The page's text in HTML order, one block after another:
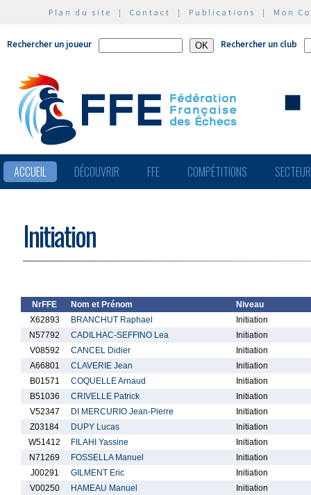
Plan du site | Contact | Publications | Mon
Rechercher un joueur Rechercher un club
ACCUEIL DÉCOUVRIR FFE COMPÉTITIONS
Initiation
NrFFE Nom et Prénom
Niveau
X62893
BRANCHUT Raphael
Initiation
N57792
CADILHAC-SEFFINO Lea
Initiation
V08592
CANCEL Didier
Initiation
A66801
CLAVERIE Jean
Initiation
B01571
COQUELLE Arnaud
Initiation
B51036
CRIVELLE Patrick
Initiation
V52347
DI MERCURIO Jean-Pierre
Initiation
Z03184
DUPY Lucas
Initiation
W51412
FILAHI Yassine
Initiation
N71269
FOSSELLA Manuel
Initiation
J00291
GILMENT Eric
Initiation
V00250
HAMEAU Manuel
Initiation